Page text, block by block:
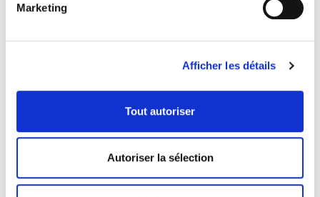
Marketing
Afficher les détails
Tout autoriser
Autoriser la sélection
1073 route de l'Église, Québec, QC G1V 3W2